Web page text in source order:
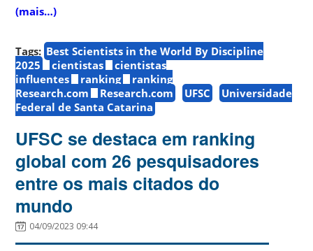
(mais…)
Tags: Best Scientists in the World By Discipline
2025
cientistas
cientistas
influentes
ranking
ranking
Research.com
Research.com UFSC
Universidade
Federal de Santa Catarina
UFSC se destaca em ranking
global com 26 pesquisadores
entre os mais citados do
mundo
04/09/2023 09:44